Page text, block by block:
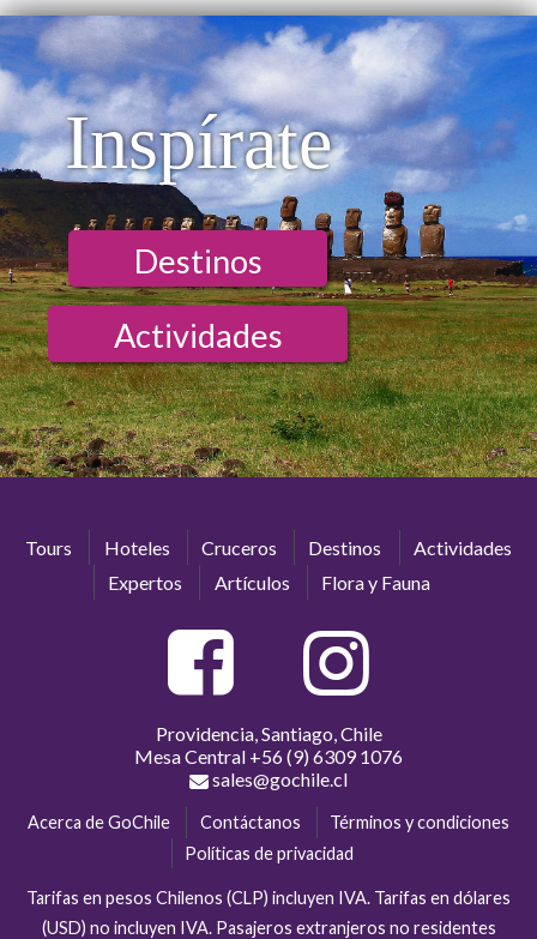
Inspírate
Destinos
Actividades
Tours Hoteles Cruceros Destinos
Actividades
Expertos
Artículos Flora y Fauna
Providencia, Santiago, Chile
Mesa Central +56 (9) 6309 1076
sales@gochile.cl
Acerca de GoChile Contáctanos
Términos y condiciones
Políticas de privacidad
Tarifas en pesos Chilenos (CLP) incluyen IVA. Tarifas en dólares
(USD) no incluyen IVA. Pasajeros extranjeros no residentes